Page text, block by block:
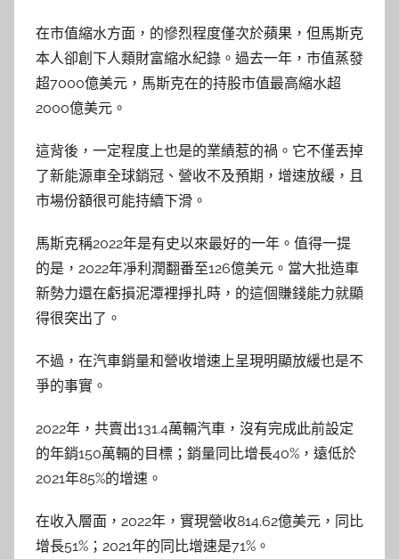
在市值縮水方面，的慘烈程度僅次於蘋果，但馬斯克
本人卻創下人類財富縮水紀錄。過去一年，市值蒸發
超7000億美元，馬斯克在的持股市值最高縮水超
2000億美元。
這背後，一定程度上也是的業績惹的禍。它不僅丟掉
了新能源車全球銷冠、營收不及預期，增速放緩，且
市場份額很可能持續下滑。
馬斯克稱2022年是有史以來最好的一年。值得一提
的是，2022年凈利潤翻番至126億美元。當大批造車
新勢力還在虧損泥潭裡掙扎時，的這個賺錢能力就顯
得很突出了。
不過，在汽車銷量和營收增速上呈現明顯放緩也是不
爭的事實。
2022年，共賣出131.4萬輛汽車，沒有完成此前設定
的年銷150萬輛的目標；銷量同比增長40%，遠低於
2021年85%的增速。
在收入層面，2022年，實現營收814.62億美元，同比
增長51%；2021年的同比增速是71%。